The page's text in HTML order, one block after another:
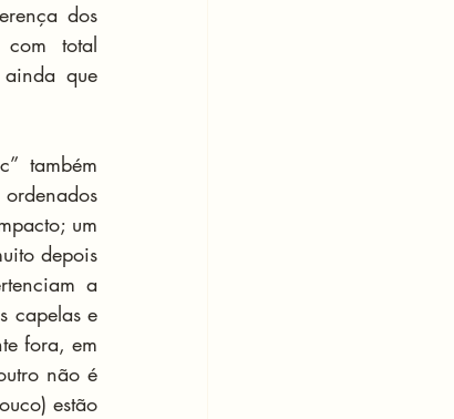
dos
total
que
também
um
depois
a
capelas e
fora, em
não é
estão